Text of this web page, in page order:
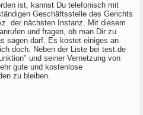
ist, kannst Du telefonisch mit
Geschäftsstelle des Gerichts
der nächsten Instanz. Mit diesem
und fragen, ob man Dir zu
sagen darf. Es kostet einiges an
doch. Neben der Liste bei test.de
und seiner Vernetzung von
gute und kostenlose
zu bleiben.